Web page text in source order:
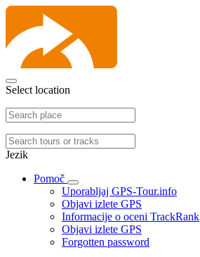
Select location
Jezik
Pomoč
Uporabljaj GPS-Tour.info
Objavi izlete GPS
Informacije o oceni TrackRank
Objavi izlete GPS
Forgotten password